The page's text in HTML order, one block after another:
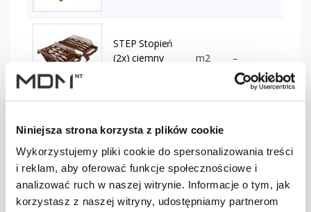
Niniejsza strona korzysta z plików cookie
Wykorzystujemy pliki cookie do spersonalizowania treści
i reklam, aby oferować funkcje społecznościowe i
analizować ruch w naszej witrynie. Informacje o tym, jak
korzystasz z naszej witryny, udostępniamy partnerom
STEP Stopień
(2x) ciemny
m2 –
STEP Stopień
(2x) cegła kpl. U
STEP Stopień